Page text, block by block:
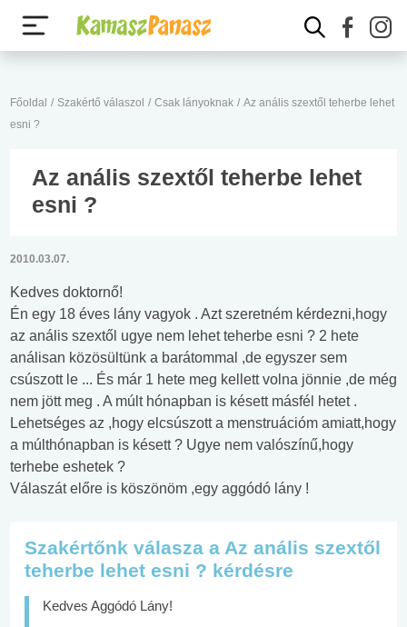
Főoldal / Szakértő válaszol / Csak lányoknak / Az anális szextől teherbe lehet
esni ?
Az anális szextől teherbe lehet
esni ?
2010.03.07.
Kedves doktornő!
Én egy 18 éves lány vagyok . Azt szeretném kérdezni,hogy
az anális szextől ugye nem lehet teherbe esni ? 2 hete
análisan közösültünk a barátommal ,de egyszer sem
csúszott le ... És már 1 hete meg kellett volna jönnie ,de még
nem jött meg . A múlt hónapban is késett másfél hetet .
Lehetséges az ,hogy elcsúszott a menstruációm amiatt,hogy
a múlthónapban is késett ? Ugye nem valószínű,hogy
terhebe eshetek ?
Válaszát előre is köszönöm ,egy aggódó lány !
Szakértőnk válasza a Az anális szextől
teherbe lehet esni ? kérdésre
Kedves Aggódó Lány!